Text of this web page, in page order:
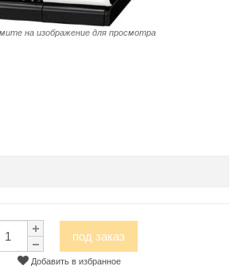
на изображение для просмотра
под заказ
Добавить в избранное